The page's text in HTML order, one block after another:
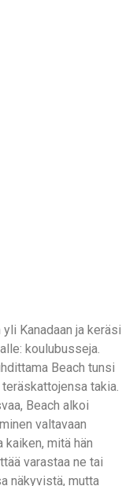
Kanadaan ja keräsi
koulubusseja.
Beach tunsi
takia.
Beach alkoi
valtavaan
mitä hän
varastaa ne tai
näkyvistä, mutta